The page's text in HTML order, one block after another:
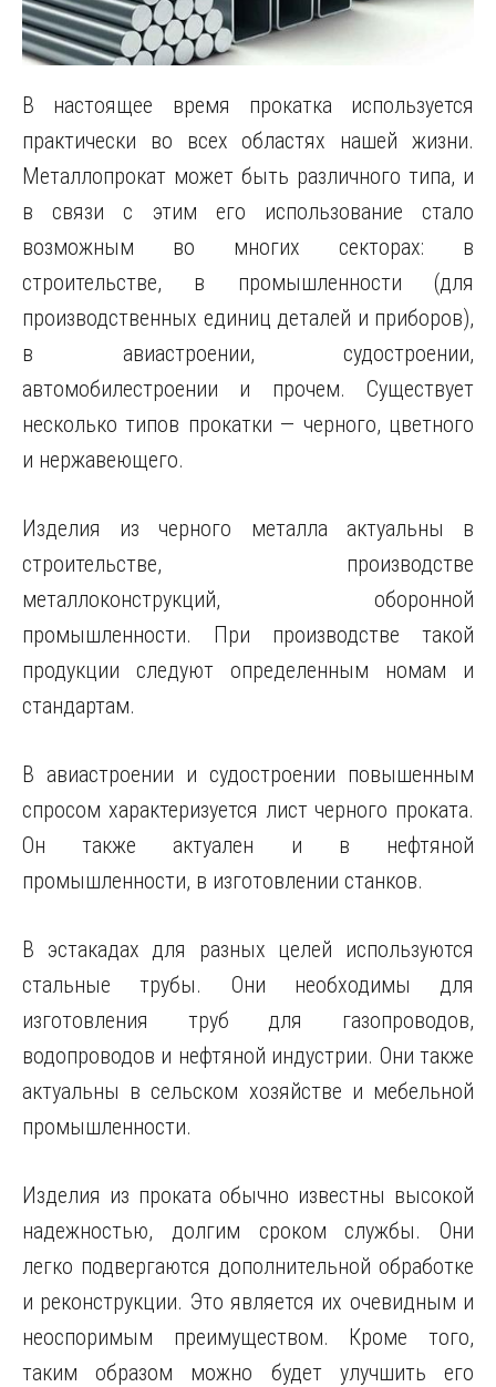
В настоящее время прокатка используется
практически во всех областях нашей жизни.
Металлопрокат может быть различного типа, и
в связи с этим его использование стало
возможным во многих секторах: в
строительстве, в промышленности (для
производственных единиц деталей и приборов),
в авиастроении, судостроении,
автомобилестроении и прочем. Существует
несколько типов прокатки — черного, цветного
и нержавеющего.
Изделия из черного металла актуальны в
строительстве, производстве
металлоконструкций, оборонной
промышленности. При производстве такой
продукции следуют определенным номам и
стандартам.
В авиастроении и судостроении повышенным
спросом характеризуется лист черного проката.
Он также актуален и в нефтяной
промышленности, в изготовлении станков.
В эстакадах для разных целей используются
стальные трубы. Они необходимы для
изготовления труб для газопроводов,
водопроводов и нефтяной индустрии. Они также
актуальны в сельском хозяйстве и мебельной
промышленности.
Изделия из проката обычно известны высокой
надежностью, долгим сроком службы. Они
легко подвергаются дополнительной обработке
и реконструкции. Это является их очевидным и
неоспоримым преимуществом. Кроме того,
таким образом можно будет улучшить его